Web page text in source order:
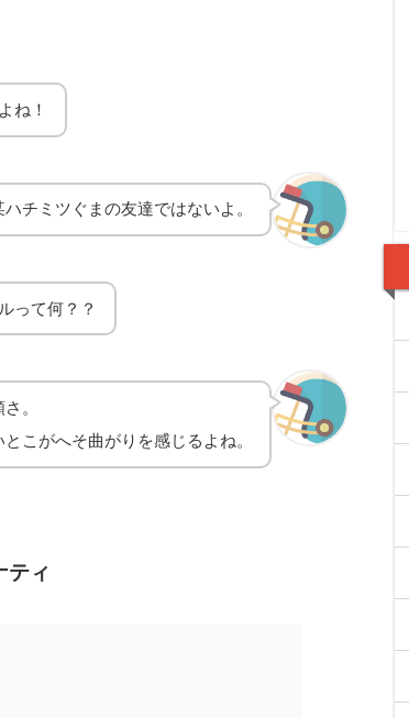
ね！
ハチミツぐまの友達ではないよ。
って何？？
。
こがへそ曲がりを感じるよね。
ティ